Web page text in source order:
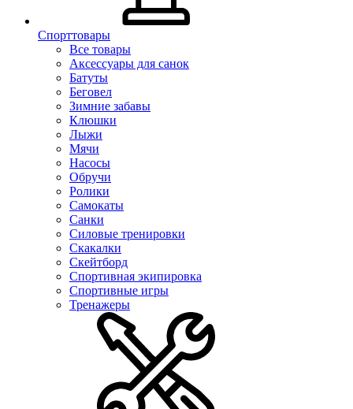
Спорттовары
Все товары
Аксессуары для санок
Батуты
Беговел
Зимние забавы
Клюшки
Лыжи
Мячи
Насосы
Обручи
Ролики
Самокаты
Санки
Силовые тренировки
Скакалки
Скейтборд
Спортивная экипировка
Спортивные игры
Тренажеры